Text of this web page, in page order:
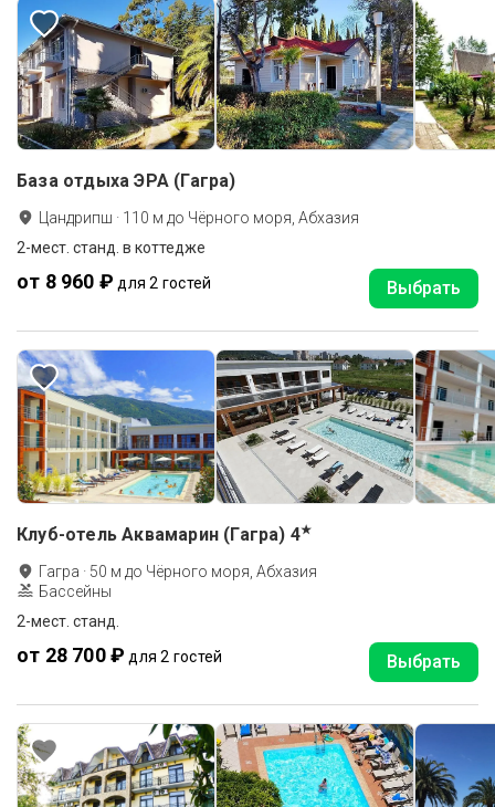
База отдыха ЭРА (Гагра)
Цандрипш · 110 м до Чёрного моря, Абхазия
2-мест. станд. в коттедже
от 8 960 ₽ для 2 гостей Выбрать
Клуб-отель Аквамарин (Гагра) 4★
Гагра · 50 м до Чёрного моря, Абхазия
Бассейны
2-мест. станд.
от 28 700 ₽ для 2 гостей Выбрать